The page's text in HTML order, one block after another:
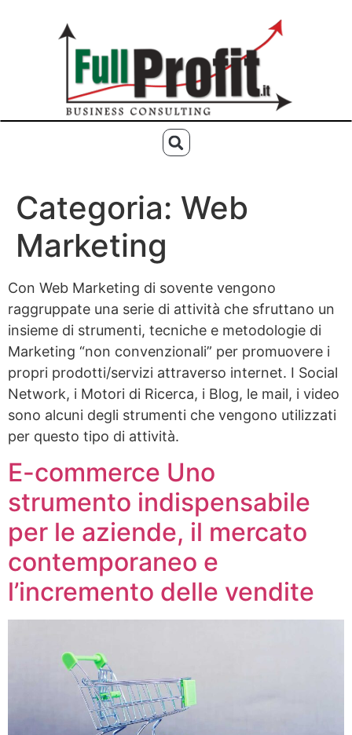
Categoria: Web
Marketing
Con Web Marketing di sovente vengono
raggruppate una serie di attività che sfruttano un
insieme di strumenti, tecniche e metodologie di
Marketing “non convenzionali” per promuovere i
propri prodotti/servizi attraverso internet. I Social
Network, i Motori di Ricerca, i Blog, le mail, i video
sono alcuni degli strumenti che vengono utilizzati
per questo tipo di attività.
E-commerce Uno
strumento indispensabile
per le aziende, il mercato
contemporaneo e
l’incremento delle vendite